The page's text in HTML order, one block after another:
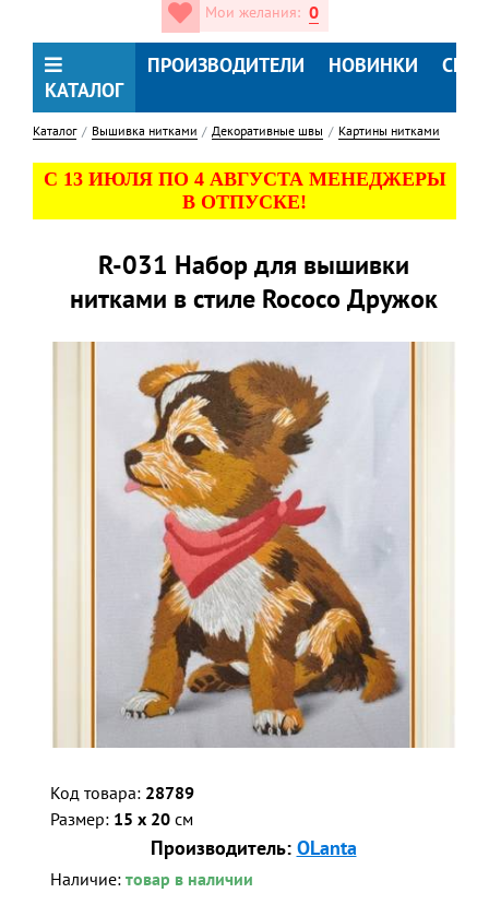
Мои желания: 0
КАТАЛОГ
ПРОИЗВОДИТЕЛИ НОВИНКИ
Каталог Вышивка нитками Декоративные швы Картины нитками
С 13 ИЮЛЯ ПО 4 АВГУСТА МЕНЕДЖЕРЫ
В ОТПУСКЕ!
R-031 Набор для вышивки
нитками в стиле Rococo Дружок
Код товара: 28789
Размер: 15 x 20 см
Производитель: OLanta
Наличие: товар в наличии